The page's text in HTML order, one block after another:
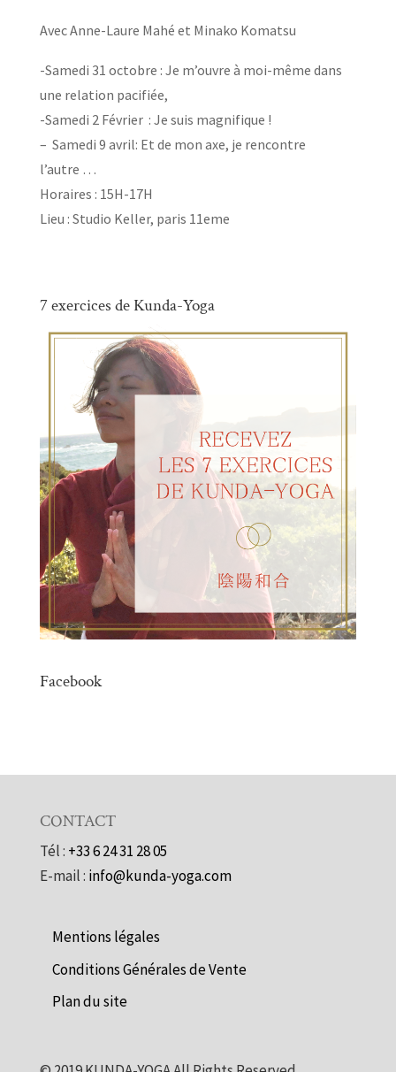
Avec Anne-Laure Mahé et Minako Komatsu
-Samedi 31 octobre : Je m’ouvre à moi-même dans
une relation pacifiée,
-Samedi 2 Février : Je suis magnifique !
– Samedi 9 avril: Et de mon axe, je rencontre
l’autre …
Horaires : 15H-17H
Lieu : Studio Keller, paris 11eme
7 exercices de Kunda-Yoga
Facebook
CONTACT
Tél : +33 6 24 31 28 05
E-mail : info@kunda-yoga.com
Mentions légales
Conditions Générales de Vente
Plan du site